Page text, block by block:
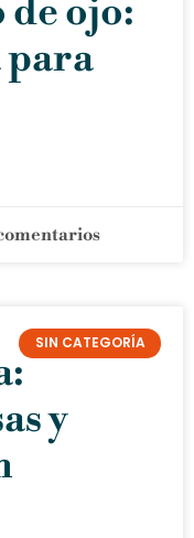
de ojo:
para
SIN CATEGORÍA
y